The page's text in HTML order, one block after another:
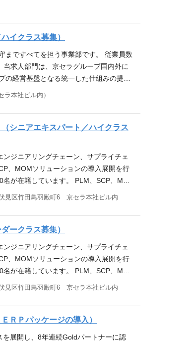
共に明るい未来を描き、共感並びに先
ナビ https://app.vachanavi.com/2025/0
watch?v=ZjWvFj3Mesk ・新卒
kccs_recruit/ Note：https://note.com/kcc
レンジいただける方を募集しています。
います！ 参考URL ▼東京オフィス紹介
・新卒採用向け／コンセプト動画 http
youtu.be/iqKPwSVD6Uo?si=2u-Uzlc
Instagram：https://www.inst
伴い、スペシャリストコース内でのラ
自身のキャリアビジョンに応じて、マネ
10名以上の中規模、大規模案件のプロ
ービスに興味がある方 ・報連相ができ
できる方 ・新しい技術を積極的にキャ
る方 求人部署からのメッセージ ＜「日
の側面から支える。 私たちは、そんな
ションクリティカルな環境ゆえの責任
チームによる課題解決」を何よりも大
と対話を重ね、一丸となって乗り越え
一翼を担い、私たちと一緒に次世代の
https://app.vachanavi.com/2025/02/19/
watch?v=ZjWvFj3Mesk ・新卒採用
採用チーム各種SNSアカウント X(旧
Note：https://note.com/kccs_re
ェクトの推進 ②インフラ設計、構築 JA
計書（方式設計、環境定義、運用定義
定、IaCによるコーディング 配属先構
す。 配属部署により異なりますが、新
点から『マネジメントコース』、『ス
経営の特徴から経営者感覚を養うことが
をお任せします。マネジメント能力向
の観点から、女性管理職比率の向上に
で事業に貢献いただきます。制度設立以
、スペシャリストコース内でのランク
ウドサービスを利用したインフラ設計・
ス（主にAWS ※他クラウドサービスで
運用） ・Windows/Linuxを用いたサー
コミュニケーションを取る事が得意な
ップクラスの品質を誇るJALのサービス
しい仲間を募集しています。 予約・搭
える巨大な基盤を、最新のクラウド技
ョン）をインフラからリードしていただ
ッジを共有し、互いのバックアップを
度の高いプロジェクトも、多様な専門
あります。 伝統あるJALグループのシ
か。 参考URL ▼東京オフィス紹介記事／
iqKPwSVD6Uo?si=2u-UzlcKzu-W
の通勤が可能な方のご応募をお待ちし
実務経験をお持ちの方 ・普通自動車免許
のご経験をお持ちの方 求める人物像 ・
への関心が高まっています。 中でもソ
がっています。 当社はメガソーラー発
用した職場環境で存在感を発揮して頂
アカウントはこちら X(旧Twitter)：http
イクラス募集）
まですべてを担う事業部です。 従業員数
求人部門は、京セラグループ国内外に
経営基盤となる統一した仕組みの提供
を図っており、新技術、新領域、グロ
課・チームは5～10名程度で構成されて
業務内容紹介 国内外の京セラグループ
画いただき、プロジェクトをリードい
ロール ・カスタマイズ、アドオンな
外関連会社に向けた基幹システム再構築
）の設計～導入経験 ・ABAP開発経験
クト：1,000万以上／組織：10名以上)
律と選択の観点から『マネジメントコー
インクルージョン推進の観点から、女
キルを発揮することで事業に貢献いた
実績や資格取得に伴い、スペシャリス
なっており、ご自身のキャリアビジョ
。 求人部署からのメッセージ 事業部の
顧客価値の創出・向上に貢献する」で
います。 中途入社者においてはプロジェ
ペシャリストとして入社された方も多
twitter.com/kccs_recruit Instagram：
本社ビル内）
シニアエキスパート／ハイクラス
ジニアリングチェーン、サプライチェ
、MOMソリューションの導入展開を行
が在籍しています。 PLM、SCP、MO
ョン「Siemens Teamcenter」 ②SCP
記①～③いずれかのコンサルタント/エ
などをご担当いただきます。 ご経験・ス
以上の立場からプロジェクトにご参加
（プロジェクト規模：約1,2億円） ・
ご経験をお持ちの方 ・PLM／SCP／M
品質管理、BOM管理、原価管理など）
ジェクト：1,000万以上／組織：10名以
・チームでのコミュニケーションを大切
ルタント・シニアコンサルタントとス
見区竹田鳥羽殿町6 京セラ本社ビル内
ークラス募集）
ジニアリングチェーン、サプライチェ
、MOMソリューションの導入展開を行
が在籍しています。 PLM、SCP、MO
ョン「Siemens Teamcenter」 ②SCP
記①～③いずれかのコンサルタント/エ
などをご担当いただきます。 ご経験・ス
入事例 ・PLM 4事業部への導入（プロ
見区竹田鳥羽殿町6 京セラ本社ビル内
ＲＰパッケージの導入）
展開し、8年連続Goldパートナーに認